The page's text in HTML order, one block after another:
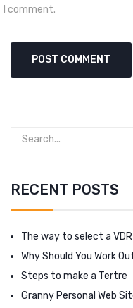
I comment.
RECENT POSTS
The way to select a
Why Should You Work
Steps to make a Tertre
Granny Personal Web